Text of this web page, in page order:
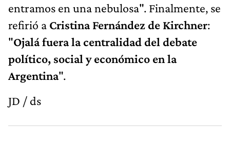
entramos en una nebulosa". Finalmente, se
refirió a Cristina Fernández de Kirchner:
"Ojalá fuera la centralidad del debate
político, social y económico en la
Argentina".
JD / ds